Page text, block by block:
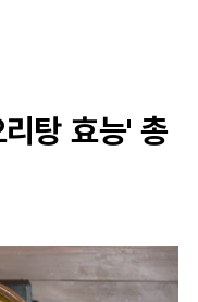
탕 효능' 총